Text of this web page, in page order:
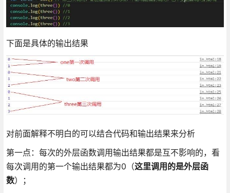
下面是具体的输出结果
对前面解释不明白的可以结合代码和输出结果来分析
第一点：每次的外层函数调用输出结果都是互不影响的，看
每次调用的第一个输出结果都为0（这里调用的是外层函
数）；